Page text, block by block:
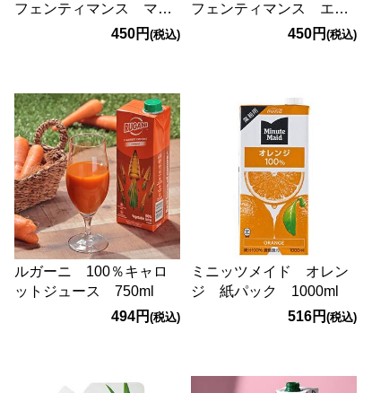
フェンティマンス マン
ダリン＆シビルオレンジ
450円(税込)
フェンティマンス エル
ダーフラワー 275ml
450円 (税込)
ルガーニ 100％キャロ
ットジュース 750ml
494円(税込)
ミニッツメイド オレン
ジ 紙パック 1000ml
516円 (税込)